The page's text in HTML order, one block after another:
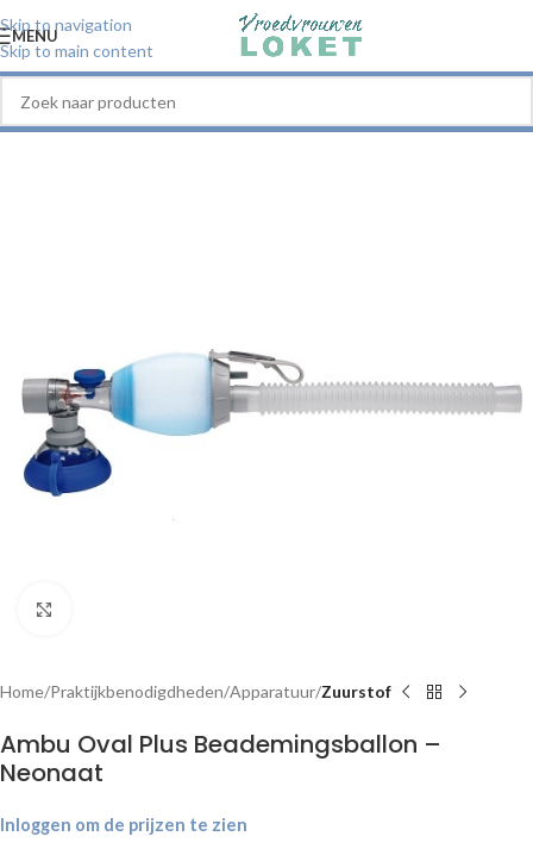
Skip to navigation
Skip to main content
MENU
Home Praktijkbenodigdheden Apparatuur Zuurstof
Ambu Oval Plus Beademingsballon –
Neonaat
Inloggen om de prijzen te zien